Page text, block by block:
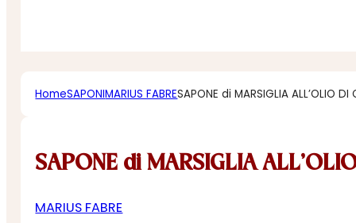
HomeSAPONIMARIUS FABRESAPONE di MARSIGLIA ALL’OLIO
SAPONE di MARSIGLIA
MARIUS FABRE